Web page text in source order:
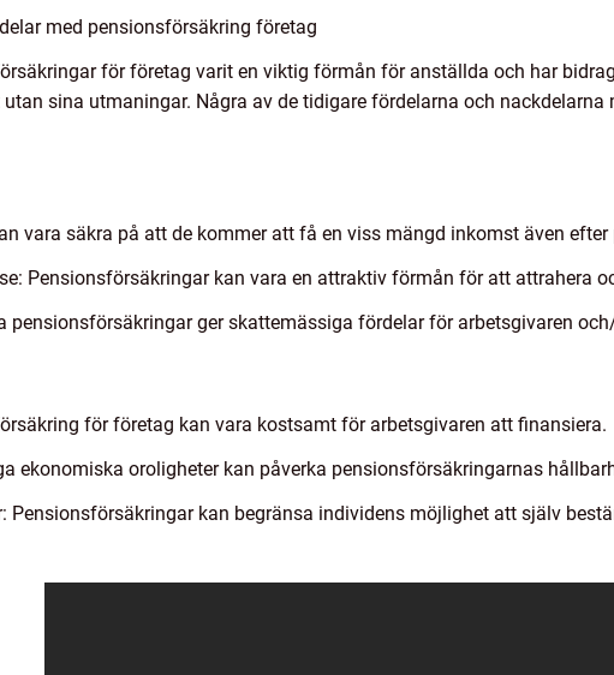
med pensionsförsäkring företag
för företag varit en viktig förmån för anställda och har
sina utmaningar. Några av de tidigare fördelarna och
vara säkra på att de kommer att få en viss mängd inkomst även efter
Pensionsförsäkringar kan vara en attraktiv förmån för att attrahera
pensionsförsäkringar ger skattemässiga fördelar för arbetsgivaren
för företag kan vara kostsamt för arbetsgivaren att finansiera.
ekonomiska oroligheter kan påverka pensionsförsäkringarnas
Pensionsförsäkringar kan begränsa individens möjlighet att själv